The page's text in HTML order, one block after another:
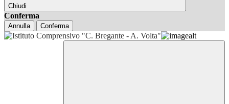
Chiudi
Conferma
Annulla Conferma